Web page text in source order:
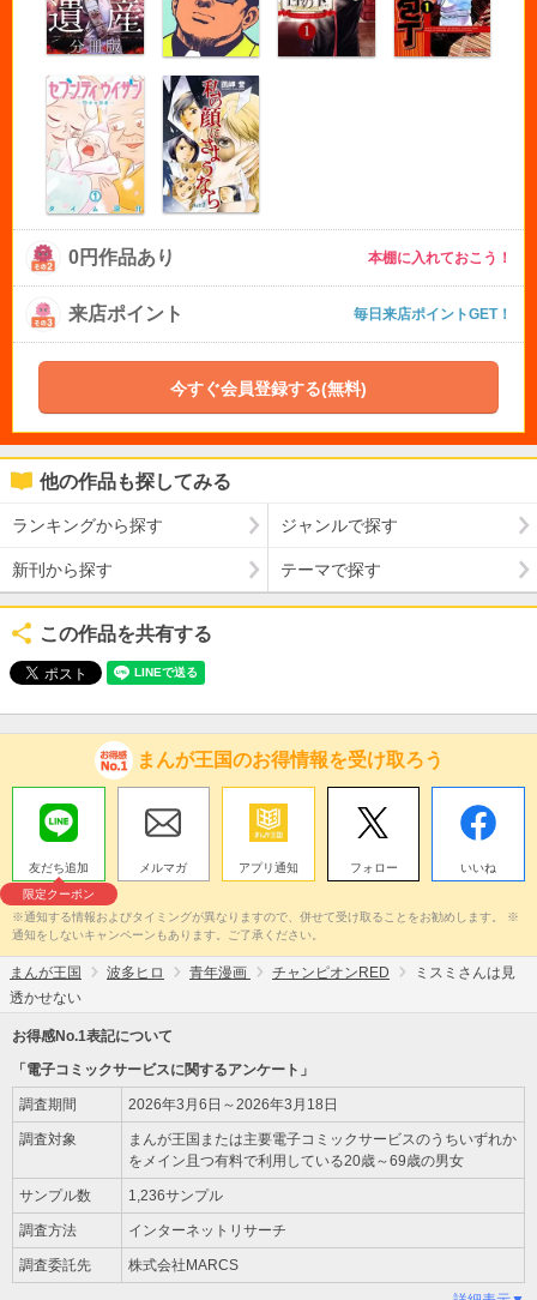
0円作品あり 本棚に入れておこう！
来店ポイント 毎日来店ポイントGET！
今すぐ会員登録する(無料)
他の作品も探してみる
ランキングから探す ジャンルで探す
新刊から探す テーマで探す
この作品を共有する
まんが王国のお得情報を受け取ろう
友だち追加
限定クーポン
メルマガ アプリ通知 フォロー いいね
※通知する情報およびタイミングが異なりますので、併せて受け取ることをお勧めします。 ※
通知をしないキャンペーンもあります。ご了承ください。
まんが王国 波多ヒロ 青年漫画 チャンピオンRED
ミスミさんは見
透かせない
お得感No.1表記について
「電子コミックサービスに関するアンケート」
調査期間 2026年3月6日～2026年3月18日
調査対象
まんが王国または主要電子コミックサービスのうちいずれか
をメイン且つ有料で利用している20歳～69歳の男女
サンプル数 1,236サンプル
調査方法 インターネットリサーチ
調査委託先 株式会社MARCS